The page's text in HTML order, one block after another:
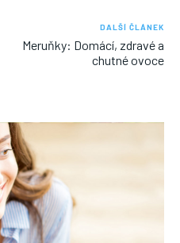
DALŠÍ ČLÁNEK
Meruňky: Domácí, zdravé a
chutné ovoce